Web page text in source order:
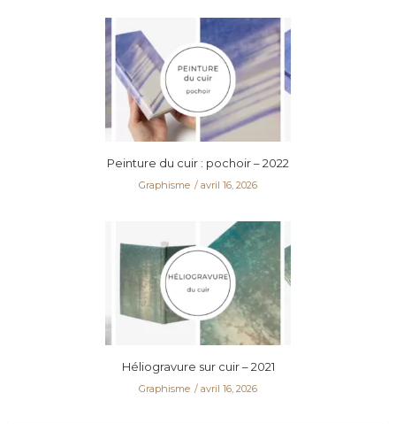
Peinture du cuir : pochoir – 2022
Graphisme avril 16, 2026
Héliogravure sur cuir – 2021
Graphisme avril 16, 2026